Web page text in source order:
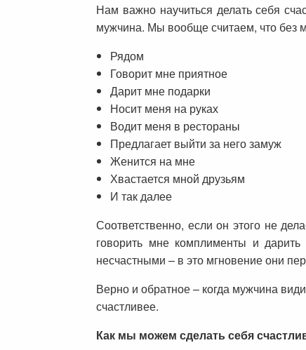
Нам важно научиться делать себя
мужчина. Мы вообще считаем, что без
Рядом
Говорит мне приятное
Дарит мне подарки
Носит меня на руках
Водит меня в рестораны
Предлагает выйти за него замуж
Женится на мне
Хвастается мной друзьям
И так далее
Соответственно, если он этого не
говорить мне комплименты и
несчастными – в это мгновение они
Верно и обратное – когда мужчина
счастливее.
Как мы можем сделать себя